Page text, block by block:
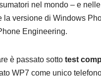
nel mondo – e
versione di Windows
Engineering.
è passato sotto test
WP7 come unico